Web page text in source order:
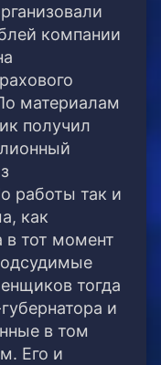
компании
материалам
получил
работы так и
как
в тот момент
тогда
и
в том
Его и